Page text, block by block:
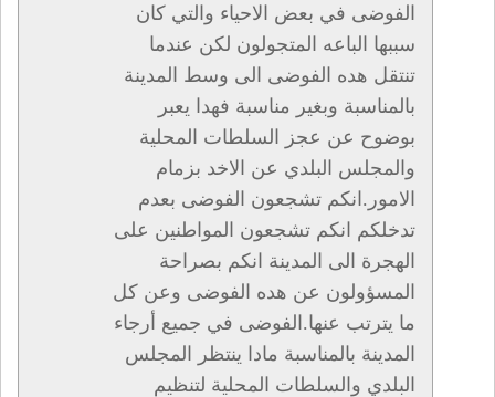
الفوضى في بعض الاحياء والتي كان
سببها الباعه المتجولون لكن عندما
تنتقل هده الفوضى الى وسط المدينة
بالمناسبة وبغير مناسبة فهدا يعبر
بوضوح عن عجز السلطات المحلية
والمجلس البلدي عن الاخد بزمام
الامور.انكم تشجعون الفوضى بعدم
تدخلكم انكم تشجعون المواطنين على
الهجرة الى المدينة انكم بصراحة
المسؤولون عن هده الفوضى وعن كل
ما يترتب عنها.الفوضى في جميع أرجاء
المدينة بالمناسبة مادا ينتظر المجلس
البلدي والسلطات المحلية لتنظيم